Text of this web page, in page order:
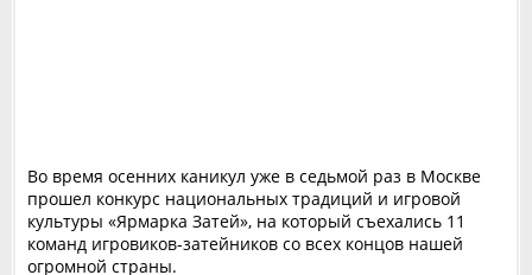
Во время осенних каникул уже в седьмой раз в Москве
прошел конкурс национальных традиций и игровой
культуры «Ярмарка Затей», на который съехались 11
команд игровиков-затейников со всех концов нашей
огромной страны.